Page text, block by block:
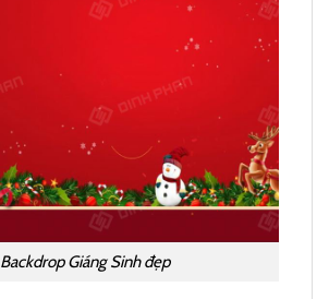
Backdrop Giáng Sinh đẹp